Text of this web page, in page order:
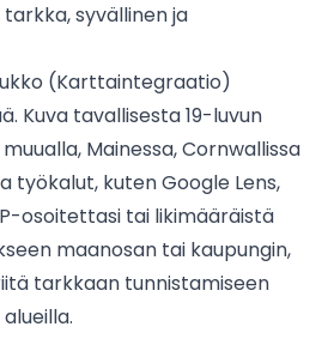
syvällinen ja
(Karttaintegraatio)
Kuva tavallisesta 19-luvun
Mainessa, Cornwallissa
työkalut, kuten Google Lens,
osoitettasi tai likimääräistä
maanosan tai kaupungin,
tarkkaan tunnistamiseen